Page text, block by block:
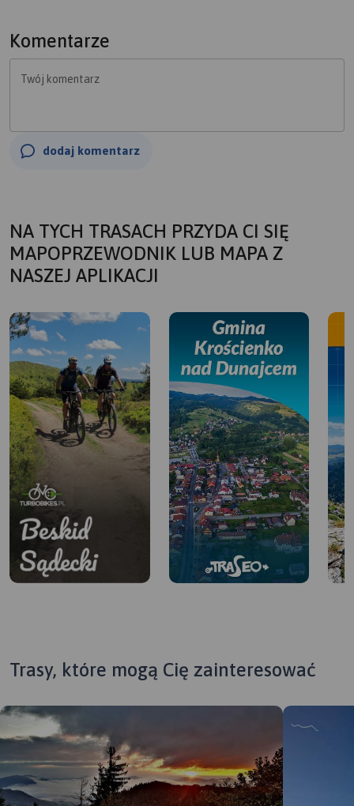
Komentarze
Twój komentarz
dodaj komentarz
NA TYCH TRASACH PRZYDA CI SIĘ
MAPOPRZEWODNIK LUB MAPA Z
NASZEJ APLIKACJI
Beskid Sądecki
Trasy, które mogą Cię zainteresować